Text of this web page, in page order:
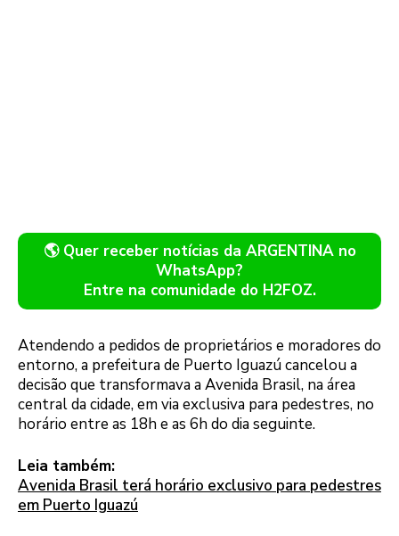
🌎 Quer receber notícias da ARGENTINA no
WhatsApp?
Entre na comunidade do H2FOZ.
Atendendo a pedidos de proprietários e moradores do
entorno, a prefeitura de Puerto Iguazú cancelou a
decisão que transformava a Avenida Brasil, na área
central da cidade, em via exclusiva para pedestres, no
horário entre as 18h e as 6h do dia seguinte.
Leia também:
Avenida Brasil terá horário exclusivo para pedestres
em Puerto Iguazú